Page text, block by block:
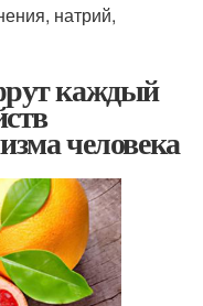
натрий,
каждый
человека